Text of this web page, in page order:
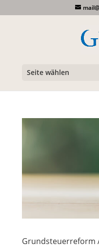
Seite wählen
Grundsteuerreform